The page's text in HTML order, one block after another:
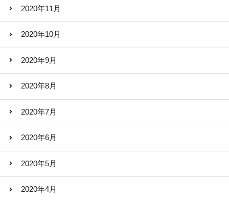
2020年11月
2020年10月
2020年9月
2020年8月
2020年7月
2020年6月
2020年5月
2020年4月